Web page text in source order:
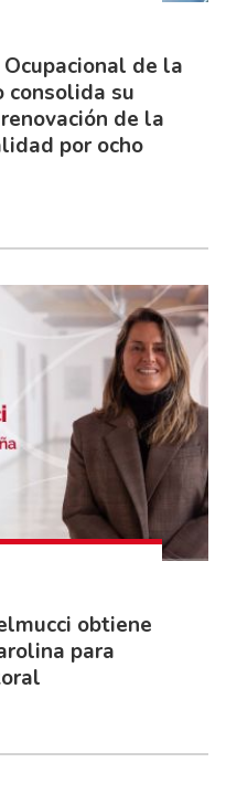
de la
consolida su
de la
por ocho
obtiene
para